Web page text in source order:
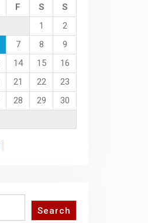
F S
S
1
2
7 8
9
14 15
16
21 22
23
28 29
30
Search